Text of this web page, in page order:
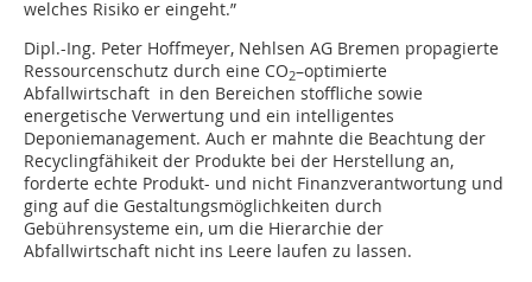
welches Risiko er eingeht.”
Dipl.-Ing. Peter Hoffmeyer, Nehlsen AG Bremen propagierte
Ressourcenschutz durch eine CO2–optimierte
Abfallwirtschaft in den Bereichen stoffliche sowie
energetische Verwertung und ein intelligentes
Deponiemanagement. Auch er mahnte die Beachtung der
Recyclingfähikeit der Produkte bei der Herstellung an,
forderte echte Produkt- und nicht Finanzverantwortung und
ging auf die Gestaltungsmöglichkeiten durch
Gebührensysteme ein, um die Hierarchie der
Abfallwirtschaft nicht ins Leere laufen zu lassen.